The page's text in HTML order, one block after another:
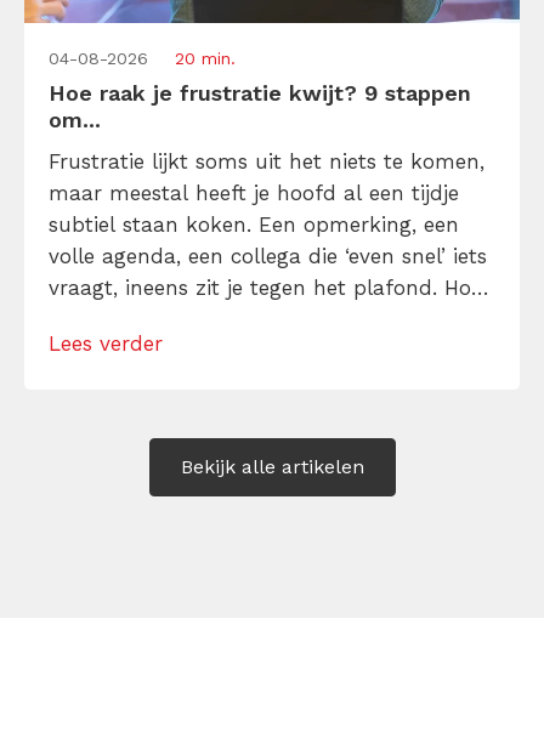
04-08-2026 20 min.
Hoe raak je frustratie kwijt? 9 stappen
om...
Frustratie lijkt soms uit het niets te komen,
maar meestal heeft je hoofd al een tijdje
subtiel staan koken. Een opmerking, een
volle agenda, een collega die ‘even snel’ iets
vraagt, ineens zit je tegen het plafond. Hoe
ontploffen of alles op te kroppen? Ontdek
Lees verder
Bekijk alle artikelen